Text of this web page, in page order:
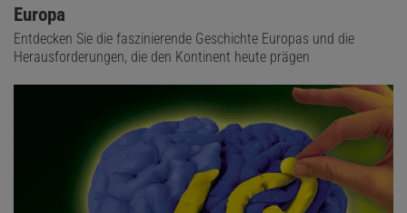
Europa
Entdecken Sie die faszinierende Geschichte Europas und die
Herausforderungen, die den Kontinent heute prägen